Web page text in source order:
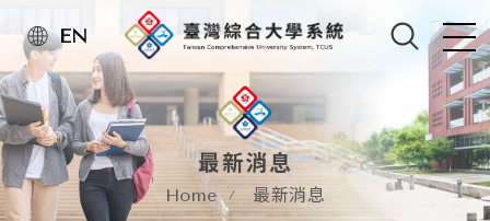
EN
最新消息
Home 最新消息